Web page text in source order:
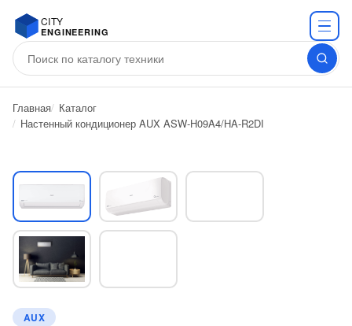
CITY
ENGINEERING
Главная Каталог
Настенный кондиционер AUX ASW-H09A4/HA-R2DI
AUX